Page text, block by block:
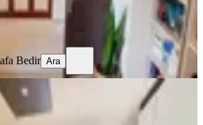
Bedir
Bedir Ara
Merkezde Klimalı Eşyalı 12 Ay
İmkanı Olan 2+1daire